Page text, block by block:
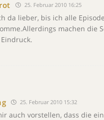
25. Februar 2010 16:25
da lieber, bis ich alle
machen die
25. Februar 2010 15:32
auch vorstellen, dass die